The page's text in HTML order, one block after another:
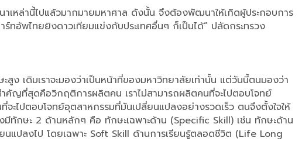
าเหล่านี้ไปแล้วมากมายมหาศาล ดังนั้น จึงต้องพัฒนาให้เกิดผู้ประกอบการ
ร์ทอัพไทยยิงดาวเทียมแข่งกับประเทศอื่นๆ ก็เป็นได้” ปลัดกระทรวง
เดิมเราจะมองว่าเป็นหน้าที่ของมหาวิทยาลัยเท่านั้น แต่วันนี้ตนมองว่า
คัญที่สุดคือวิกฤติการผลิตคน เราไม่สามารถผลิตคนที่จะไปตอบโจทย์
ปตอบโจทย์อุตสาหกรรมที่มันเปลี่ยนแปลงอย่างรวดเร็ว ตนจึงตั้งใจให้
ทักษะ 2 ด้านหลักๆ คือ ทักษะเฉพาะด้าน (Specific Skill) เช่น ทักษะด้าน
นแปลงไป โดยเฉพาะ Soft Skill ด้านการเรียนรู้ตลอดชีวิต (Life Long